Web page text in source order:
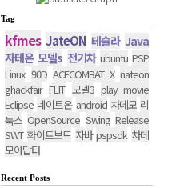
Tag
kfmes JateON 테슬라 Java
자테온 모델s 전기차 ubuntu PSP
Linux 90D ACECOMBAT X nateon
ghackfair FLIT 모델3 play movie
Eclipse 네이트온 android 차데모 리
눅스 OpenSource Swing Release
SWT 화이트보드 자바 pspsdk 차데
모아답터
Recent Posts